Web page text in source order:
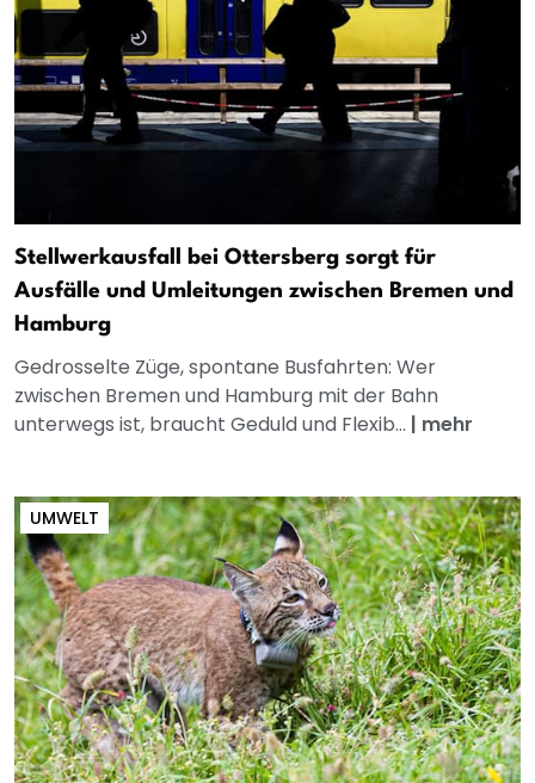
Stellwerkausfall bei Ottersberg sorgt für
Ausfälle und Umleitungen zwischen Bremen und
Hamburg
Gedrosselte Züge, spontane Busfahrten: Wer
zwischen Bremen und Hamburg mit der Bahn
unterwegs ist, braucht Geduld und Flexib... | mehr
UMWELT